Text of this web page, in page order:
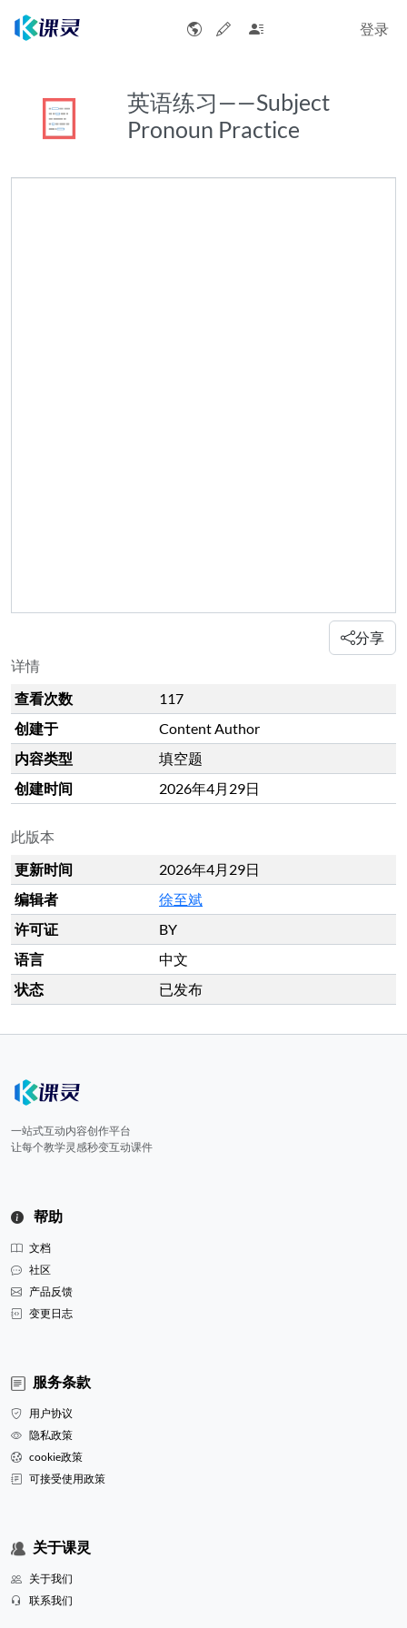
登录
英语练习——Subject
Pronoun Practice
分享
详情
查看次数
117
创建于
Content Author
内容类型
填空题
创建时间
2026年4月29日
此版本
更新时间
2026年4月29日
编辑者
徐至斌
许可证
BY
语言
中文
状态
已发布
一站式互动内容创作平台
让每个教学灵感秒变互动课件
帮助
文档
社区
产品反馈
变更日志
服务条款
用户协议
隐私政策
cookie政策
可接受使用政策
关于课灵
关于我们
联系我们